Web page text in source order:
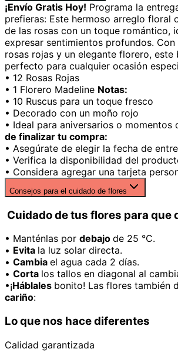
¡Envío Gratis Hoy! Programa la
prefieras: Este hermoso arreglo floral
de las rosas con un toque romántico,
expresar sentimientos profundos. Con
rosas rojas y un elegante florero, este
perfecto para cualquier ocasión
• 12 Rosas Rojas
• 1 Florero Madeline Notas:
• 10 Ruscus para un toque fresco
• Decorado con un moño rojo
• Ideal para aniversarios o momentos
de finalizar tu compra:
• Asegúrate de elegir la fecha de
• Verifica la disponibilidad del
• Considera agregar una tarjeta
Consejos para el cuidado de flores
Cuidado de tus flores para que
• Manténlas por debajo de 25 °C.
• Evita la luz solar directa.
• Cambia el agua cada 2 días.
• Corta los tallos en diagonal al
•¡Háblales bonito! Las flores también
cariño:
Lo que nos hace diferentes
Calidad garantizada